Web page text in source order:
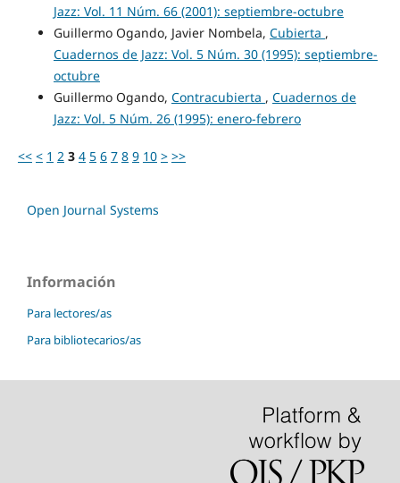
Jazz: Vol. 11 Núm. 66 (2001): septiembre-octubre
Guillermo Ogando, Javier Nombela, Cubierta ,
Cuadernos de Jazz: Vol. 5 Núm. 30 (1995): septiembre-
octubre
Guillermo Ogando, Contracubierta , Cuadernos de
Jazz: Vol. 5 Núm. 26 (1995): enero-febrero
<< < 1 2 3 4 5 6 7 8 9 10 > >>
Open Journal Systems
Información
Para lectores/as
Para bibliotecarios/as